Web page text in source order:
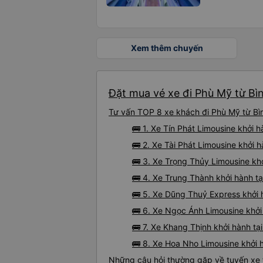
Xem thêm chuyến
Đặt mua vé xe đi Phù Mỹ từ
Tư vấn TOP 8 xe khách đi Phù Mỹ từ
🚌 1. Xe Tín Phát Limousine khởi
🚌 2. Xe Tài Phát Limousine khởi
🚌 3. Xe Trọng Thủy Limousine
🚌 4. Xe Trung Thành khởi hành
🚌 5. Xe Dũng Thuỷ Express
🚌 6. Xe Ngọc Ánh Limousine
🚌 7. Xe Khang Thịnh khởi hành
🚌 8. Xe Hoa Nho Limousine khởi
Những câu hỏi thường gặp về tuyến xe